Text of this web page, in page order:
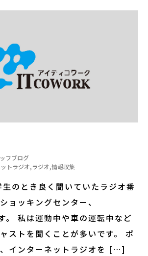
フブログ
トラジオ,ラジオ,情報収集
のとき良く聞いていたラジオ番
ョッキングセンター、
私は運動中や車の運転中など
ストを聞くことが多いです。 ポ
インターネットラジオを […]